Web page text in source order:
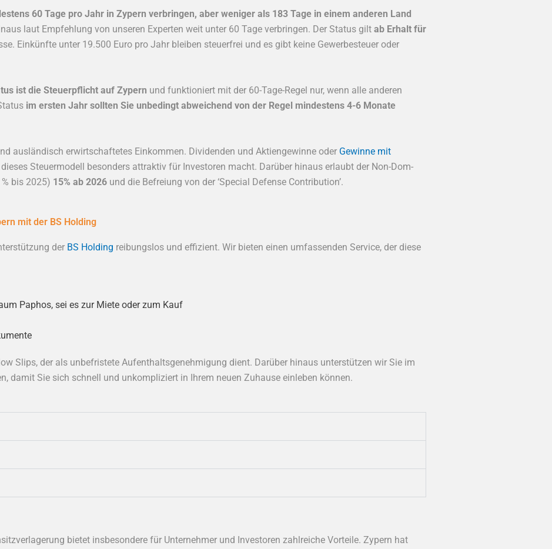
60 Tage pro Jahr in Zypern verbringen, aber weniger als 183 Tage in einem anderen Land
laut Empfehlung von unseren Experten weit unter 60 Tage verbringen. Der Status gilt ab Erhalt für
Einkünfte unter 19.500 Euro pro Jahr bleiben steuerfrei und es gibt keine Gewerbesteuer oder
ist die Steuerpflicht auf Zypern und funktioniert mit der 60-Tage-Regel nur, wenn alle anderen
im ersten Jahr sollten Sie unbedingt abweichend von der Regel mindestens 4-6 Monate
ausländisch erwirtschaftetes Einkommen. Dividenden und Aktiengewinne oder Gewinne mit
Steuermodell besonders attraktiv für Investoren macht. Darüber hinaus erlaubt der Non-Dom-
bis 2025) 15% ab 2026 und die Befreiung von der ‘Special Defense Contribution’.
mit der BS Holding
der BS Holding reibungslos und effizient. Wir bieten einen umfassenden Service, der diese
Paphos, sei es zur Miete oder zum Kauf
Slips, der als unbefristete Aufenthaltsgenehmigung dient. Darüber hinaus unterstützen wir Sie im
damit Sie sich schnell und unkompliziert in Ihrem neuen Zuhause einleben können.
bietet insbesondere für Unternehmer und Investoren zahlreiche Vorteile. Zypern hat